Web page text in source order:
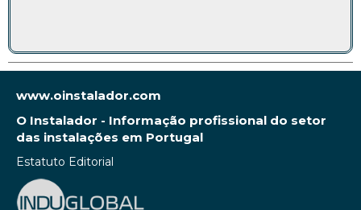
www.oinstalador.com
O Instalador - Informação profissional do setor
das instalações em Portugal
Estatuto Editorial